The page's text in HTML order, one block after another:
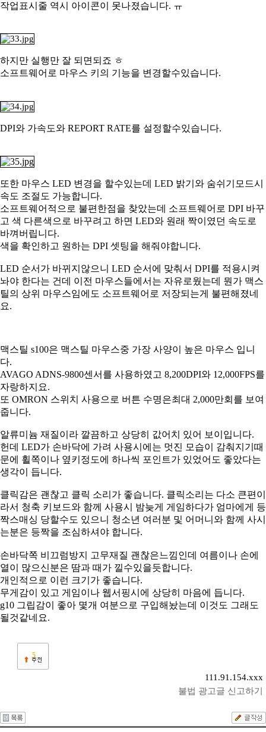
작업표시줄 역시 아이콘이 못나졌습니다. ㅠ
하지만 실행만 잘 되면되죠 ㅎ
소프트웨어로 마우스 키의 기능을 변경할수있습니다.
DPI와 가속도와 REPORT RATE를 설정할수있습니다.
또한 마우스 LED 변경을 할수있는데 LED 밝기와 숨쉬기모드시
속도 조절도 가능합니다.
소프트웨어적으로 불편한점을 찾았는데 소프트웨어로 DPI 바꾸
고 색 다른색으로 바꾸려고 하면 LED와 원래 짝이였던 속도로
바껴버립니다.
색을 확인하고 원하는 DPI 셋팅을 해줘야합니다.
LED 순서가 바뀌지않으니 LED 순서에 맞춰서 DPI를 적용시켜
놔야 한다는 건데 이전 마우스들에서는 자유로웠는데 뭔가 맥스
틸의 상위 마우스임에도 소프트웨어로 저장되는게 불편해졌네
요.
맥스틸 s100은 맥스틸 마우스중 가장 사양이 높은 마우스 입니
다.
AVAGO ADNS-9800센서를 사용하였고 8,200DPI와 12,000FPS를
자랑하지요.
또 OMRON 스위치 사용으로 버튼 수명은최대 2,000만회를 보여
줍니다.
알류미늄 재질이라 깔끔하고 상당히 값어치 있어 보이입니다.
헌데 LED가 손바닥에 가려 사용시에는 멋진 모습이 감춰지기때
문에 휠쪽이나 옆키정도에 하나씩 포인트가 있었어도 좋았다는
생각이 듭니다.
클릭감은 괜찮고 클릭 소리가 좋습니다. 클릭소리는 다소 큰편이
라서 청축 키보드와 함께 사용시 밤늦게 게임하다가 엄마에게 등
짝스매싱 당할수도 있으니 청소년 여러분 및 어머니와 함께 사시
는분은 등짝을 조심하셔야 합니다.
손바닥쪽 비끄럼방지 고무재질 괜찮은느낌인데 여름이나 손에
열이 많으신분은 땀과 때가 낄수있을듯합니다.
개인적으로 이런 크기가 좋습니다.
무게감이 있고 게임이나 웹서핑시에 상당히 마음에 듭니다.
g10 그립감이 좋아 몇개 여분으로 구입해놨는데 이것도 그래도
될것같네요.
5
111.91.154.xxx
불법 광고글 신고하기